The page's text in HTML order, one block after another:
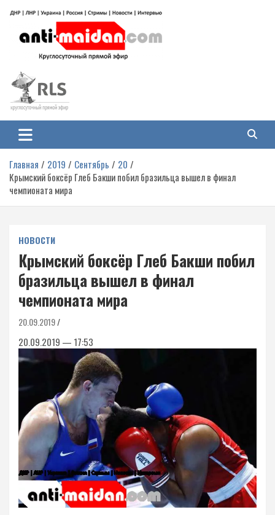
содержимому
Антимайдан: Гражданская война
на Украине
гражданской войне на Украине, включая события в Новороссии, ДНР,
ЛНР и других регионах.
Главная 2019 Сентябрь
20
Крымский боксёр Глеб Бакши побил бразильца вышел в финал
чемпионата мира
НОВОСТИ
Крымский боксёр Глеб Бакши побил
бразильца вышел в финал
чемпионата мира
20.09.2019
20.09.2019 — 17:53